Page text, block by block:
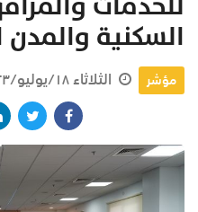
السكنية والمدن
مؤشر الثلاثاء ١٨/يوليو/٢٠٢٣ ١٢:٣٩ م